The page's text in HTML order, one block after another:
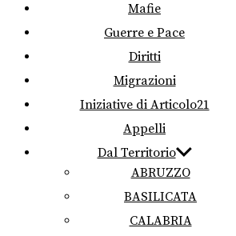
Mafie
Guerre e Pace
Diritti
Migrazioni
Iniziative di Articolo21
Appelli
Dal Territorio
ABRUZZO
BASILICATA
CALABRIA